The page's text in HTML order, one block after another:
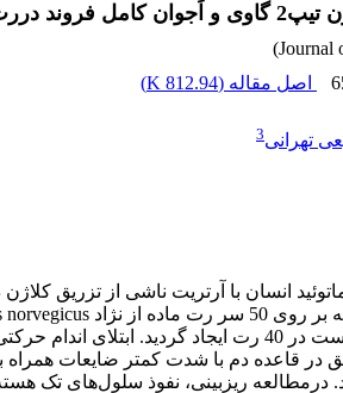
دررت
اصل مقاله (812.94 K
)
تهرانی3
انسان با آرتریت ناشی از تزریق
در قاعده دم با شدت کمتر ضایعات
قابل تشخیص بود. درمطالعه ریزبینی، نفوذ